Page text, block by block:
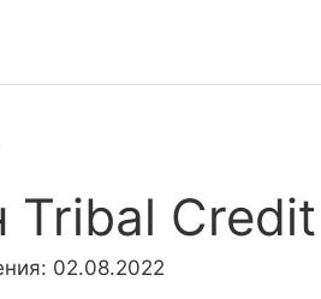
Tribal
02.08.2022